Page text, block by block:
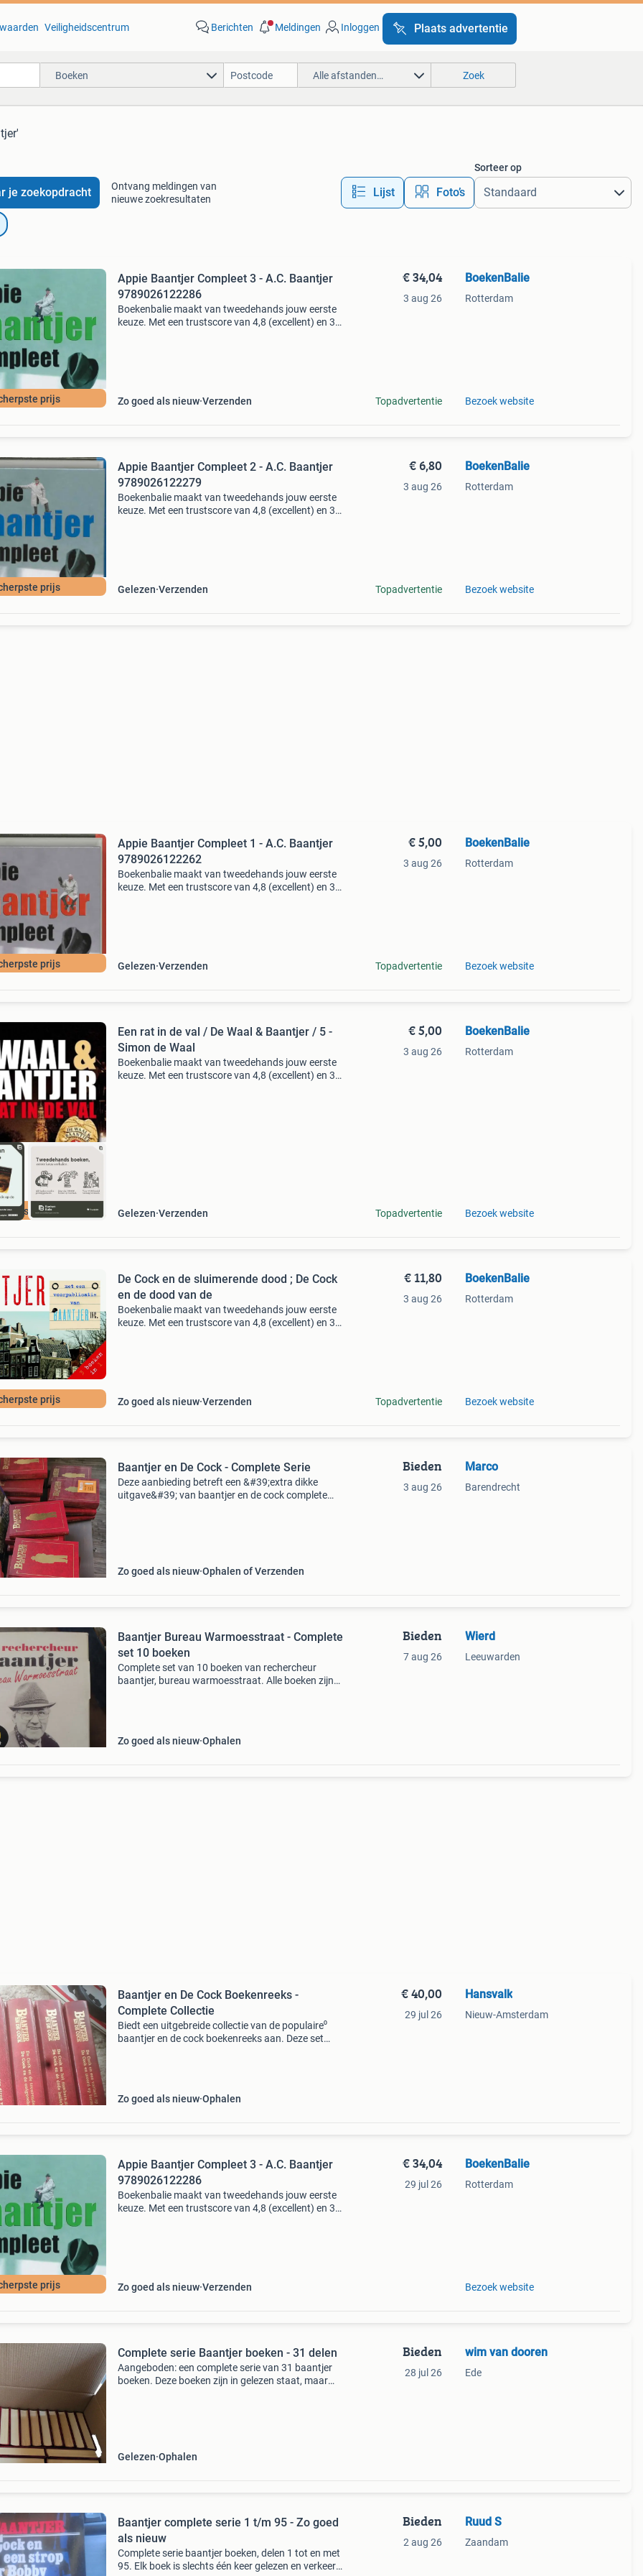
Veiligheidscentrum Berichten Meldingen Inloggen Plaats advertentie
Boeken Alle afstanden… Zoek
je zoekopdracht
Ontvang meldingen van
nieuwe zoekresultaten
Lijst Foto’s
Sorteer op
prijs
Appie Baantjer Compleet 3 - A.C. Baantjer
9789026122286
Boekenbalie maakt van tweedehands jouw eerste
keuze. Met een trustscore van 4,8 (excellent) en 30
Zo goed als nieuw Verzenden
€ 34,04
3 aug 26
Topadvertentie
BoekenBalie
Rotterdam
Bezoek website
prijs
Appie Baantjer Compleet 2 - A.C. Baantjer
9789026122279
Boekenbalie maakt van tweedehands jouw eerste
keuze. Met een trustscore van 4,8 (excellent) en 30
Gelezen Verzenden
€ 6,80
3 aug 26
Topadvertentie
BoekenBalie
Rotterdam
Bezoek website
prijs
Appie Baantjer Compleet 1 - A.C. Baantjer
9789026122262
Boekenbalie maakt van tweedehands jouw eerste
keuze. Met een trustscore van 4,8 (excellent) en 30
Gelezen Verzenden
€ 5,00
3 aug 26
Topadvertentie
BoekenBalie
Rotterdam
Bezoek website
prijs
Een rat in de val / De Waal & Baantjer / 5 -
Simon de Waal
Boekenbalie maakt van tweedehands jouw eerste
keuze. Met een trustscore van 4,8 (excellent) en 30
Gelezen Verzenden
€ 5,00
3 aug 26
Topadvertentie
BoekenBalie
Rotterdam
Bezoek website
prijs
De Cock en de sluimerende dood ; De Cock
en de dood van de
Boekenbalie maakt van tweedehands jouw eerste
keuze. Met een trustscore van 4,8 (excellent) en 30
Zo goed als nieuw Verzenden
€ 11,80
3 aug 26
Topadvertentie
BoekenBalie
Rotterdam
Bezoek website
Baantjer en De Cock - Complete Serie
Deze aanbieding betreft een &#39;extra dikke
uitgave&#39; van baantjer en de cock complete
Zo goed als nieuw Ophalen of Verzenden
Bieden
3 aug 26
Marco
Barendrecht
Baantjer Bureau Warmoesstraat - Complete
set 10 boeken
Complete set van 10 boeken van rechercheur
baantjer, bureau warmoesstraat. Alle boeken zijn
Zo goed als nieuw Ophalen
Bieden
7 aug 26
Wierd
Leeuwarden
Baantjer en De Cock Boekenreeks -
Complete Collectie
Biedt een uitgebreide collectie van de populaire⁰
baantjer en de cock boekenreeks aan. Deze set
Zo goed als nieuw Ophalen
€ 40,00
29 jul 26
Hansvalk
Nieuw-Amsterdam
prijs
Appie Baantjer Compleet 3 - A.C. Baantjer
9789026122286
Boekenbalie maakt van tweedehands jouw eerste
keuze. Met een trustscore van 4,8 (excellent) en 30
Zo goed als nieuw Verzenden
€ 34,04
29 jul 26
BoekenBalie
Rotterdam
Bezoek website
Complete serie Baantjer boeken - 31 delen
Aangeboden: een complete serie van 31 baantjer
boeken. Deze boeken zijn in gelezen staat, maar
Gelezen Ophalen
Bieden
28 jul 26
wim van dooren
Ede
Baantjer complete serie 1 t/m 95 - Zo goed
als nieuw
Complete serie baantjer boeken, delen 1 tot en met
95. Elk boek is slechts één keer gelezen en verkeert
Bieden
2 aug 26
Ruud S
Zaandam